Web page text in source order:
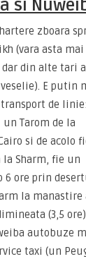
si
zboara
(vara asta
dar din alte tari
E putin
de linie:
Tarom de la
si de acolo
la Sharm, fie un
6 ore prin
la manastire
(3,5
autobuze
taxi (un